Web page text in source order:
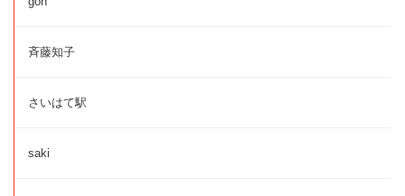
斉藤知子
さいはて駅
saki